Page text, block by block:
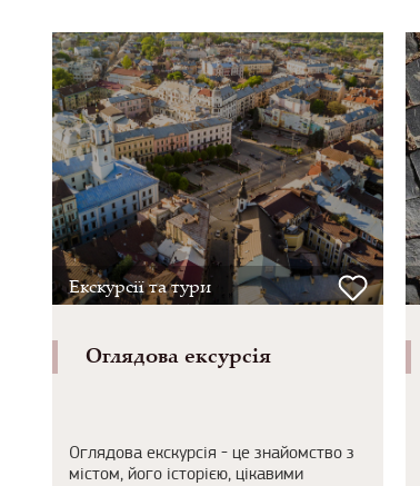
Екскурсії та тури
Оглядова ексурсія
Оглядова екскурсія - це знайомство з
містом, його історією, цікавими